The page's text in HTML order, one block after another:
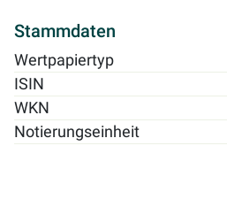
Stammdaten
Wertpapiertyp
ISIN
WKN
Notierungseinheit